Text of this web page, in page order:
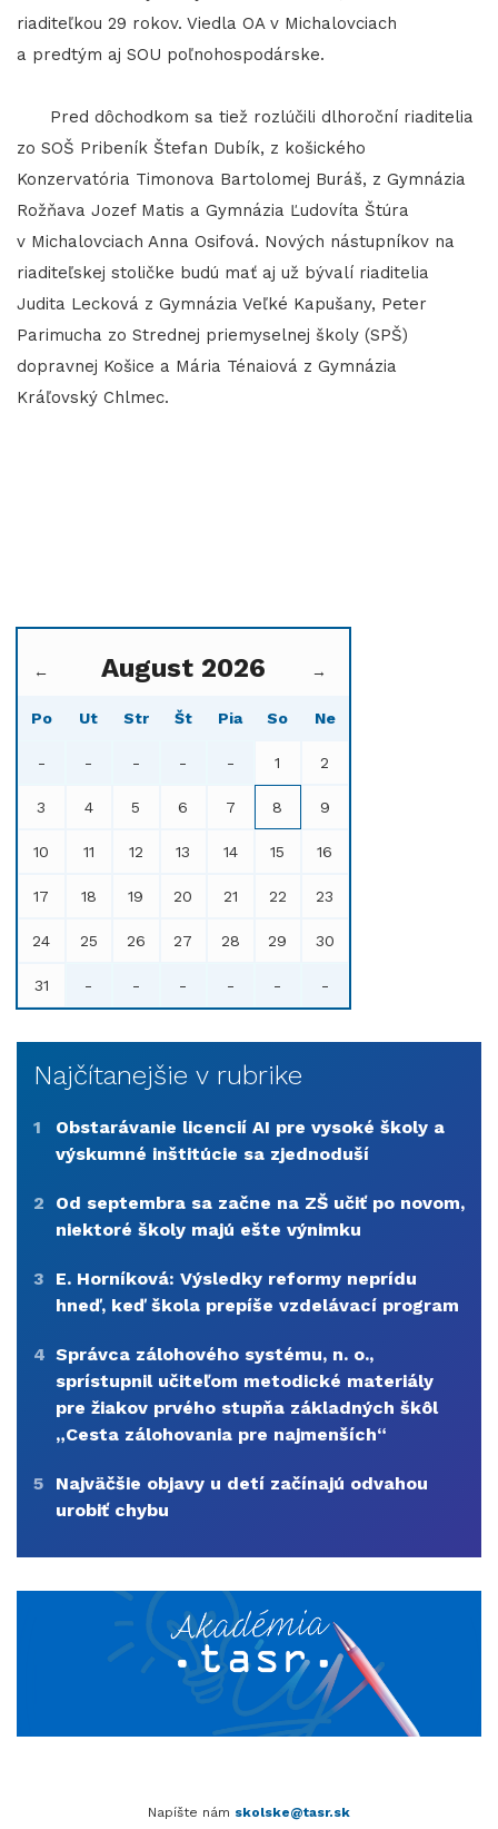
riaditeľkou 29 rokov. Viedla OA v Michalovciach
a predtým aj SOU poľnohospodárske.
Pred dôchodkom sa tiež rozlúčili dlhoroční riaditelia
zo SOŠ Pribeník Štefan Dubík, z košického
Konzervatória Timonova Bartolomej Buráš, z Gymnázia
Rožňava Jozef Matis a Gymnázia Ľudovíta Štúra
v Michalovciach Anna Osifová. Nových nástupníkov na
riaditeľskej stoličke budú mať aj už bývalí riaditelia
Judita Lecková z Gymnázia Veľké Kapušany, Peter
Parimucha zo Strednej priemyselnej školy (SPŠ)
dopravnej Košice a Mária Ténaiová z Gymnázia
Kráľovský Chlmec.
← August 2026 →
Po Ut Str Št Pia So Ne
- - - - - 1 2
3 4 5 6 7 8 9
10 11 12 13 14 15 16
17 18 19 20 21 22 23
24 25 26 27 28 29 30
31 - - - - - -
Najčítanejšie v rubrike
1
Obstarávanie licencií AI pre vysoké školy a
výskumné inštitúcie sa zjednoduší
2
Od septembra sa začne na ZŠ učiť po novom,
niektoré školy majú ešte výnimku
3
E. Horníková: Výsledky reformy neprídu
hneď, keď škola prepíše vzdelávací program
4 Správca zálohového systému, n. o.,
sprístupnil učiteľom metodické materiály
pre žiakov prvého stupňa základných škôl
„Cesta zálohovania pre najmenších“
5
Najväčšie objavy u detí začínajú odvahou
urobiť chybu
Napíšte nám skolske@tasr.sk